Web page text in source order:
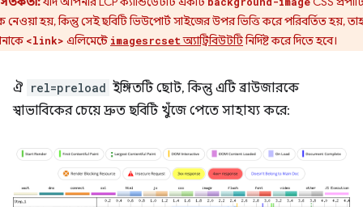
নেওয়া হয়, কিন্তু সেই ছবিটি ভিউপোর্ট সাইজের উপর ভিত্তি করে পরিবর্তিত হয়,
<link> এলিমেন্টে imagesrcsetঅ্যাট্রিবিউটটিনির্দিষ্ট করে দিতে হবে।
ঐ rel=preload ইঙ্গিতটি ছোট, কিন্তু এটি ব্রাউজারকে
স্বাভাবিকের চেয়ে দ্রুত ছবিটি খুঁজে পেতে সাহায্য করে: